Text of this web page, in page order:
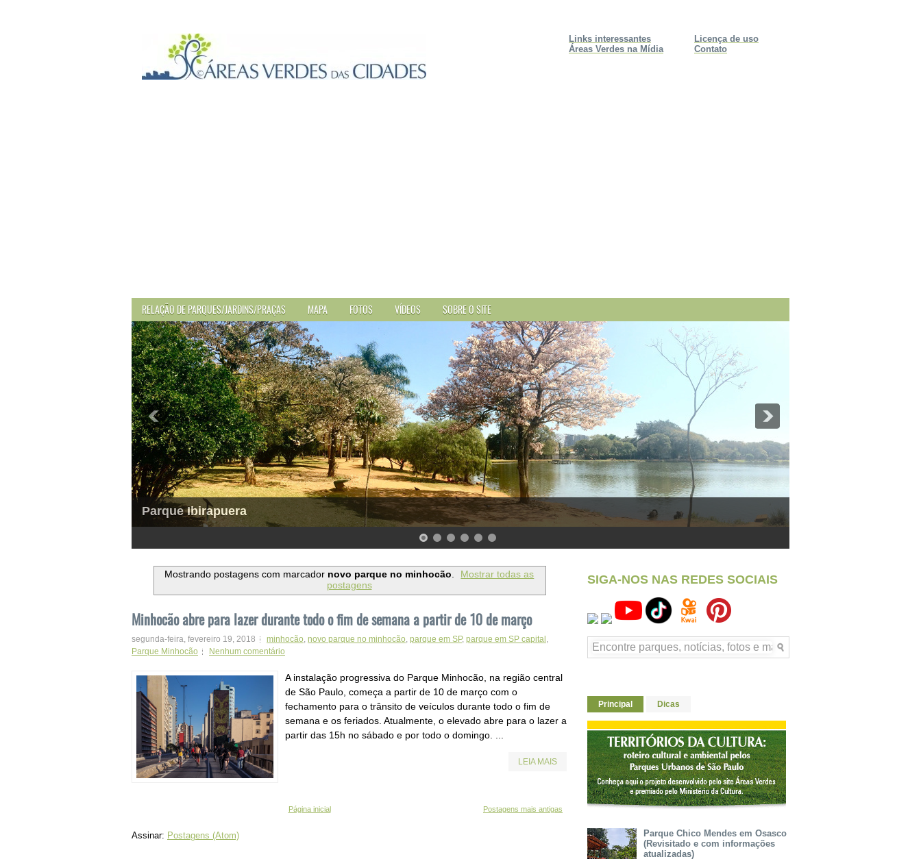
Licença de uso
Contato
Links interessantes
Áreas Verdes na Mídia
RELAÇÃO DE PARQUES/JARDINS/PRAÇAS MAPA FOTOS VÍDEOS SOBRE O SITE
Parque Ibirapuera
Mostrando postagens com marcador novo parque no minhocão.
Mostrar todas as
postagens
Minhocão abre para lazer durante todo o fim de semana a partir de 10 de março
segunda-feira, fevereiro 19, 2018 minhocão novo parque no minhocão parque em SP, parque em SP capital
Parque Minhocão
Nenhum comentário
A instalação progressiva do Parque Minhocão, na região central
de São Paulo, começa a partir de 10 de março com o
fechamento para o trânsito de veículos durante todo o fim de
semana e os feriados. Atualmente, o elevado abre para o lazer a
partir das 15h no sábado e por todo o domingo. ...
LEIA MAIS
Postagens mais antigas
Página inicial
Assinar: Postagens (Atom)
SIGA-NOS NAS REDES SOCIAIS
Principal Dicas
Parque Chico Mendes em Osasco
(Revisitado e com informações
atualizadas)